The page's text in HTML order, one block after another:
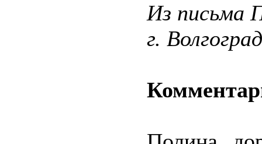
Из письма
г. Волгоград